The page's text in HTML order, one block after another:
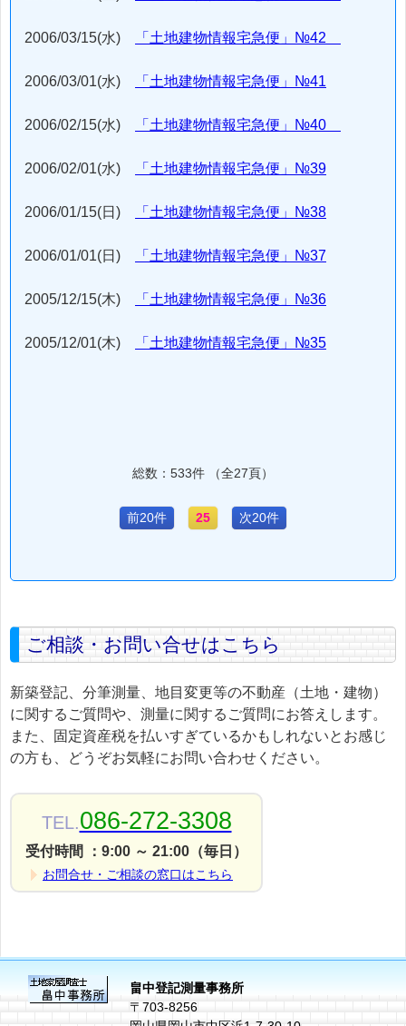
2006/03/15(水) 「土地建物情報宅急便」№42
2006/03/01(水) 「土地建物情報宅急便」№41
2006/02/15(水) 「土地建物情報宅急便」№40
2006/02/01(水) 「土地建物情報宅急便」№39
2006/01/15(日) 「土地建物情報宅急便」№38
2006/01/01(日) 「土地建物情報宅急便」№37
2005/12/15(木) 「土地建物情報宅急便」№36
2005/12/01(木) 「土地建物情報宅急便」№35
総数：533件 （全27頁）
前20件 25 次20件
ご相談・お問い合せはこちら
新築登記、分筆測量、地目変更等の不動産（土地・建物）
に関するご質問や、測量に関するご質問にお答えします。
また、固定資産税を払いすぎているかもしれないとお感じ
の方も、どうぞお気軽にお問い合わせください。
TEL.086-272-3308
受付時間 ：9:00 ～ 21:00（毎日）
お問合せ・ご相談の窓口はこちら
畠中登記測量事務所
〒703-8256